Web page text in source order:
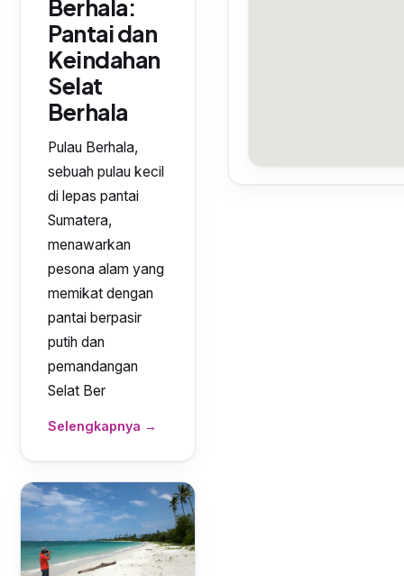
Berhala:
Pantai dan
Keindahan
Selat
Berhala
Pulau Berhala,
sebuah pulau kecil
di lepas pantai
Sumatera,
menawarkan
pesona alam yang
memikat dengan
pantai berpasir
putih dan
pemandangan
Selat Ber
Selengkapnya →